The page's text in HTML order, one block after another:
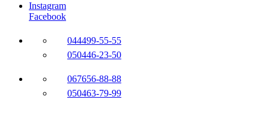
Instagram
Facebook
044499-55-55
050446-23-50
067656-88-88
050463-79-99